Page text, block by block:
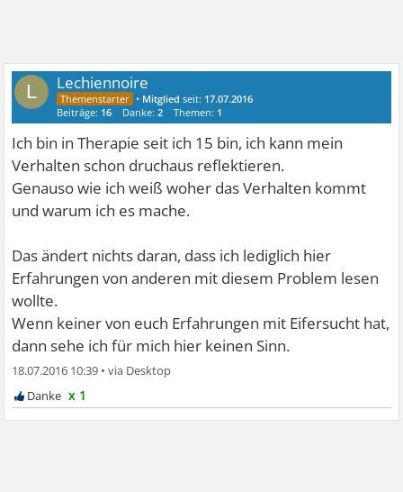
L Lechiennoire
• Mitglied seit: 17.07.2016
Beiträge: 16 Danke:2 Themen: 1
Ich bin in Therapie seit ich 15 bin, ich kann mein
Verhalten schon druchaus reflektieren.
Genauso wie ich weiß woher das Verhalten kommt
und warum ich es mache.
Das ändert nichts daran, dass ich lediglich hier
Erfahrungen von anderen mit diesem Problem lesen
wollte.
Wenn keiner von euch Erfahrungen mit Eifersucht hat,
dann sehe ich für mich hier keinen Sinn.
18.07.2016 10:39 •
x 1